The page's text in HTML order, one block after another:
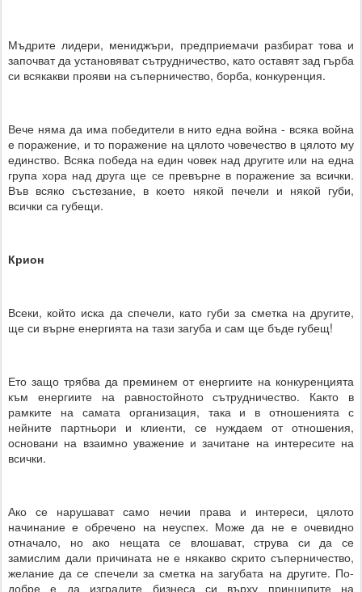
Мъдрите лидери, мениджъри, предприемачи разбират това и
започват да установяват сътрудничество, като оставят зад гърба
си всякакви прояви на съперничество, борба, конкуренция.
Вече няма да има победители в нито една война - всяка война
е поражение, и то поражение на цялото човечество в цялото му
единство. Всяка победа на един човек над другите или на една
група хора над друга ще се превърне в поражение за всички.
Във всяко състезание, в което някой печели и някой губи,
всички са губещи.
Крион
Всеки, който иска да спечели, като губи за сметка на другите,
ще си върне енергията на тази загуба и сам ще бъде губещ!
Ето защо трябва да преминем от енергиите на конкуренцията
към енергиите на равностойното сътрудничество. Както в
рамките на самата организация, така и в отношенията с
нейните партньори и клиенти, се нуждаем от отношения,
основани на взаимно уважение и зачитане на интересите на
всички.
Ако се нарушават само нечии права и интереси, цялото
начинание е обречено на неуспех. Може да не е очевидно
отначало, но ако нещата се влошават, струва си да се
замислим дали причината не е някакво скрито съперничество,
желание да се спечели за сметка на загубата на другите. По-
добре е да изградите бизнеса си върху принципите на